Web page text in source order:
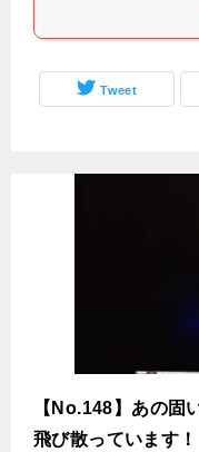
Tweet
【No.148】あの固
飛び散っています！